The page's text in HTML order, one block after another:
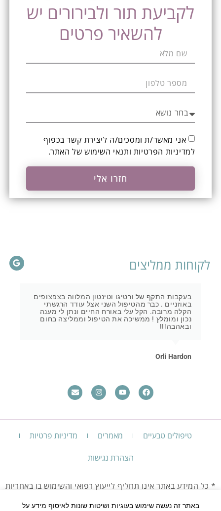
לקביעת תור ולבירורים יש
להשאיר פרטים
אני מאשר/ת ומסכים/ה ליצירת קשר בכפוף
למדיניות הפרטיות ותנאי השימוש של האתר.
חזרו אלי
לקוחות ממליצים
בעקבות התקף של ורטיגו וטינטון המלווה בצפצופים
באוזניים . כבר מהטיפול השני אצל עודד הרגשתי
הקלה מרובה. הקל עלי באורח החיים ונתן לי מענה
נכון ומומלץ ! ממשיכה את הטיפול וממליצה בחום
ובאהבה!!!
Orli Hardon
טיפולים טבעיים מאמרים מדיניות פרטיות
הצהרת נגישות
* כל המידע באתר אינו תחליף לייעוץ רפואי והשימוש בו באחריות
יש להיוועץ עם רופא בכל מקרה שאינך חש בטוב.
באתר זה נעשה שימוש בעוגיות ושיטות שונות לאיסוף מידע על